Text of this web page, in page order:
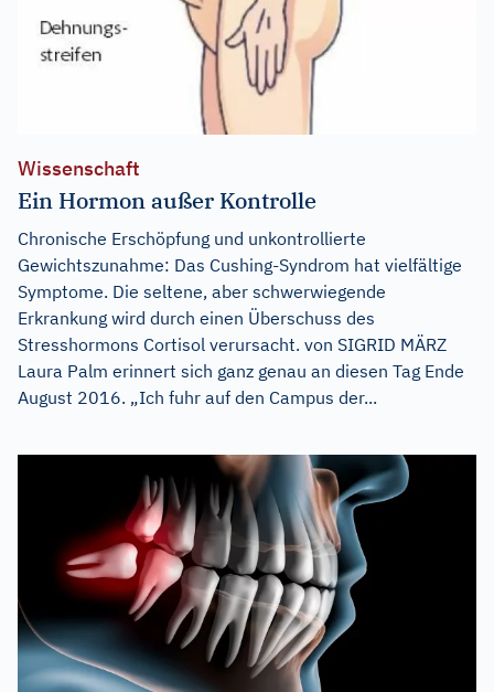
Wissenschaft
Ein Hormon außer Kontrolle
Chronische Erschöpfung und unkontrollierte
Gewichtszunahme: Das Cushing-Syndrom hat vielfältige
Symptome. Die seltene, aber schwerwiegende
Erkrankung wird durch einen Überschuss des
Stresshormons Cortisol verursacht. von SIGRID MÄRZ
Laura Palm erinnert sich ganz genau an diesen Tag Ende
August 2016. „Ich fuhr auf den Campus der...